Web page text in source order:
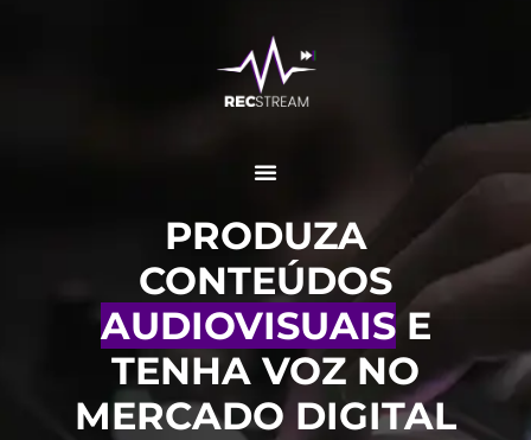
PRODUZA
CONTEÚDOS
AUDIOVISUAISE
TENHA VOZ NO
MERCADO DIGITAL